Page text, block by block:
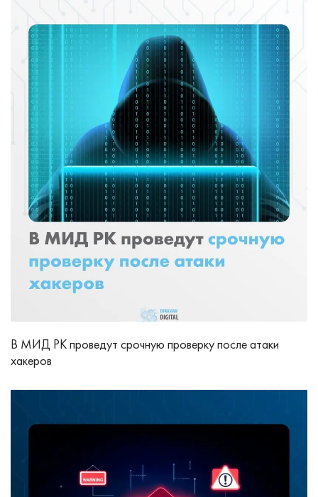
В МИД РК проведут срочную проверку после атаки
хакеров